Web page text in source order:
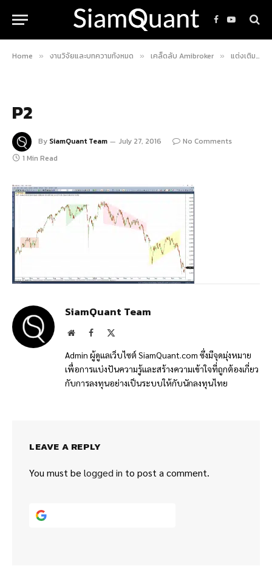
Facebook
YouTube
Home » งานวิจัยและบทความทั้งหมด » เคล็ดลับ Amibroker » แต่งเติมสีสันใน Amibroker ด้วยการเพิ่ม Layer ให้ Chart Pattern ดูชัดเจนกันดีกว่า!
P2
By SiamQuant Team July 27, 2016
No Comments
1 Min Read
SiamQuant Team
WebsiteFacebook
Admin ผู้ดูแลเว็บไซต์ SiamQuant.com ซึ่งมีจุดมุ่งหมาย
เพื่อการแบ่งปันความรู้และสร้างความเข้าใจที่ถูกต้องเกี่ยว
กับการลงทุนอย่างเป็นระบบให้กับนักลงทุนไทย
LEAVE A REPLY
You must be logged in to post a comment.